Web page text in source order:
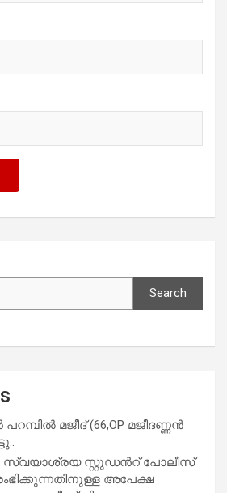
Search
മജീദ് (66,OP മജീദണ്ണൻ
സ്വയാശ്രയ സ്റ്റുഡന്‍റ് പോലീസ്
അപേക്ഷ